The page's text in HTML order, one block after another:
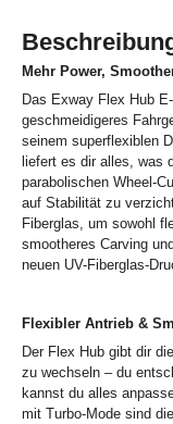
Mehr Power,
Das Exway Flex Hub
geschmeidigeres
seinem superflexiblen
liefert es dir alles, was
parabolischen Wheel-
auf Stabilität zu
Fiberglas, um sowohl
smootheres Carving
neuen UV-Fiberglas-
Flexibler Antrieb &
Der Flex Hub gibt dir
zu wechseln – du
kannst du alles
mit Turbo-Mode sind